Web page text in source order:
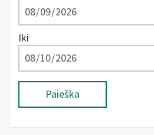
Iki
Paieška